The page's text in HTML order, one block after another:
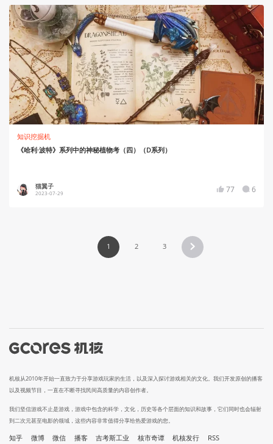
知识挖掘机
《哈利·波特》系列中的神秘植物考（四）（D系列）
猫翼子
2023-07-29 77 6
1 2 3
机核从2010年开始一直致力于分享游戏玩家的生活，以及深入探讨游戏相关的文化。我们开发原创的播客
以及视频节目，一直在不断寻找民间高质量的内容创作者。
我们坚信游戏不止是游戏，游戏中包含的科学，文化，历史等各个层面的知识和故事，它们同时也会辐射
到二次元甚至电影的领域，这些内容非常值得分享给热爱游戏的您。
知乎 微博 微信 播客 吉考斯工业 核市奇谭 机核发行 RSS